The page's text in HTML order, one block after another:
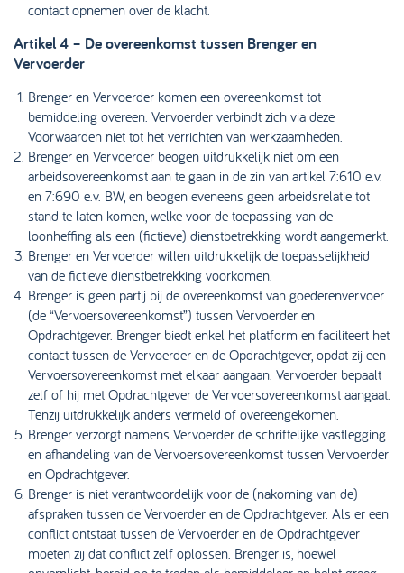
contact opnemen over de klacht.
Artikel 4 – De overeenkomst tussen Brenger en
Vervoerder
Brenger en Vervoerder komen een overeenkomst tot
bemiddeling overeen. Vervoerder verbindt zich via deze
Voorwaarden niet tot het verrichten van werkzaamheden.
Brenger en Vervoerder beogen uitdrukkelijk niet om een
arbeidsovereenkomst aan te gaan in de zin van artikel 7:610 e.v.
en 7:690 e.v. BW, en beogen eveneens geen arbeidsrelatie tot
stand te laten komen, welke voor de toepassing van de
loonheffing als een (fictieve) dienstbetrekking wordt aangemerkt.
Brenger en Vervoerder willen uitdrukkelijk de toepasselijkheid
van de fictieve dienstbetrekking voorkomen.
Brenger is geen partij bij de overeenkomst van goederenvervoer
(de “Vervoersovereenkomst”) tussen Vervoerder en
Opdrachtgever. Brenger biedt enkel het platform en faciliteert het
contact tussen de Vervoerder en de Opdrachtgever, opdat zij een
Vervoersovereenkomst met elkaar aangaan. Vervoerder bepaalt
zelf of hij met Opdrachtgever de Vervoersovereenkomst aangaat.
Tenzij uitdrukkelijk anders vermeld of overeengekomen.
Brenger verzorgt namens Vervoerder de schriftelijke vastlegging
en afhandeling van de Vervoersovereenkomst tussen Vervoerder
en Opdrachtgever.
Brenger is niet verantwoordelijk voor de (nakoming van de)
afspraken tussen de Vervoerder en de Opdrachtgever. Als er een
conflict ontstaat tussen de Vervoerder en de Opdrachtgever
moeten zij dat conflict zelf oplossen. Brenger is, hoewel